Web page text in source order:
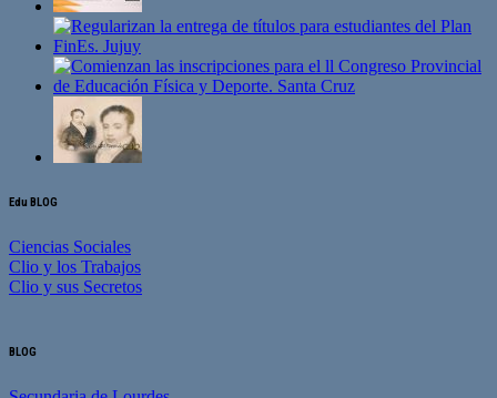
Edu BLOG
Ciencias Sociales
Clio y los Trabajos
Clio y sus Secretos
BLOG